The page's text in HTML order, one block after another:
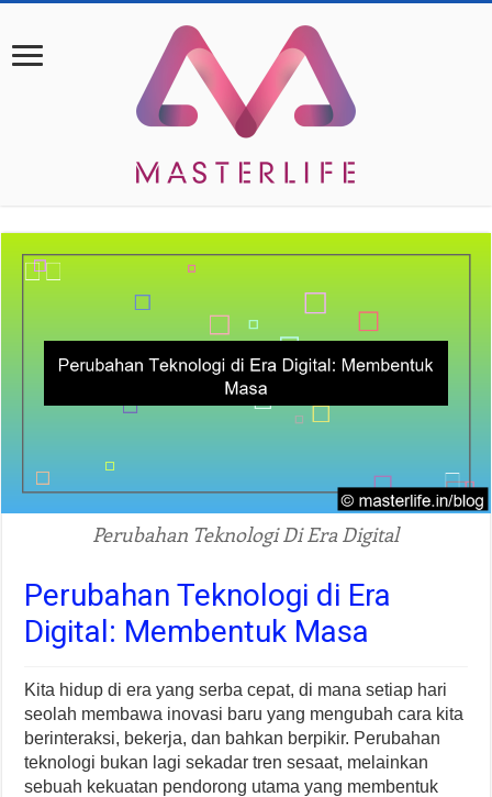
Perubahan Teknologi Di Era Digital
Perubahan Teknologi di Era
Digital: Membentuk Masa
Kita hidup di era yang serba cepat, di mana setiap hari
seolah membawa inovasi baru yang mengubah cara kita
berinteraksi, bekerja, dan bahkan berpikir. Perubahan
teknologi bukan lagi sekadar tren sesaat, melainkan
sebuah kekuatan pendorong utama yang membentuk